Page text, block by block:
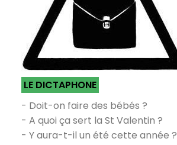
LE DICTAPHONE
- Doit-on faire des bébés ?
- A quoi ça sert la St Valentin ?
- Y aura-t-il un été cette année ?